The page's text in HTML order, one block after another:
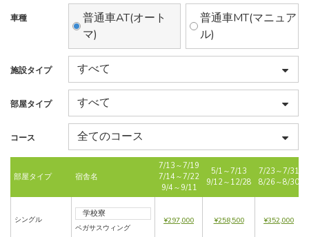
車種
普通車AT(オート
マ)
普通車MT(マニュア
ル)
施設タイプ
部屋タイプ
コース
部屋タイプ 宿舎名
7/13～7/19
7/14～7/22
9/4～9/11
5/1～7/13
9/12～12/28
7/23～7/31
8/26～8/30
シングル
学校寮
ペガサスウィング
¥297,000 ¥258,500 ¥352,000